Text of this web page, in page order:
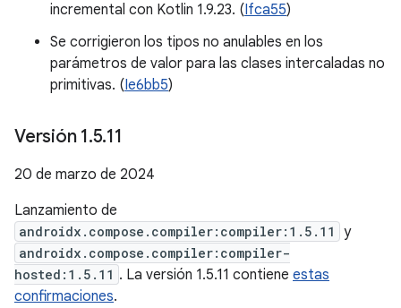
incremental con Kotlin 1.9.23. (Ifca55)
Se corrigieron los tipos no anulables en los
parámetros de valor para las clases intercaladas no
primitivas. (Ie6bb5)
Versión 1.5.11
20 de marzo de 2024
Lanzamiento de
androidx.compose.compiler:compiler:1.5.11 y
androidx.compose.compiler:compiler-
hosted:1.5.11 . La versión 1.5.11 contiene estas
confirmaciones.